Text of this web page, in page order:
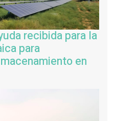
recibida para la
para
en